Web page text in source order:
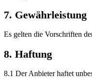
7. Gewährleistung
Es gelten die Vorschriften
8. Haftung
8.1 Der Anbieter haftet